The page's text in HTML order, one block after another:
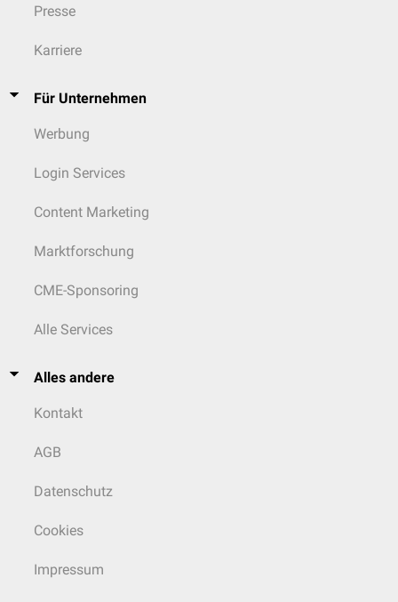
Presse
Karriere
Für Unternehmen
Werbung
Login Services
Content Marketing
Marktforschung
CME-Sponsoring
Alle Services
Alles andere
Kontakt
AGB
Datenschutz
Cookies
Impressum